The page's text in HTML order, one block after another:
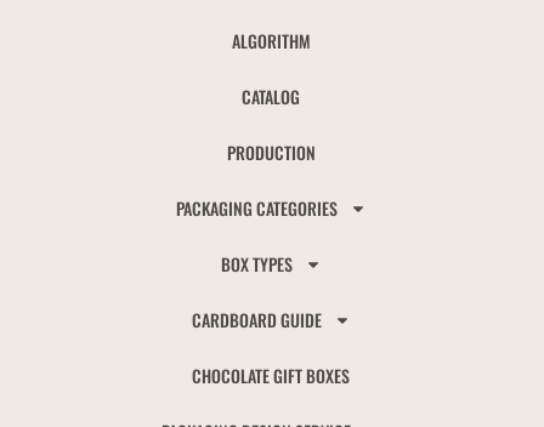
ALGORITHM
CATALOG
PRODUCTION
PACKAGING CATEGORIES
BOX TYPES
CARDBOARD GUIDE
CHOCOLATE GIFT BOXES